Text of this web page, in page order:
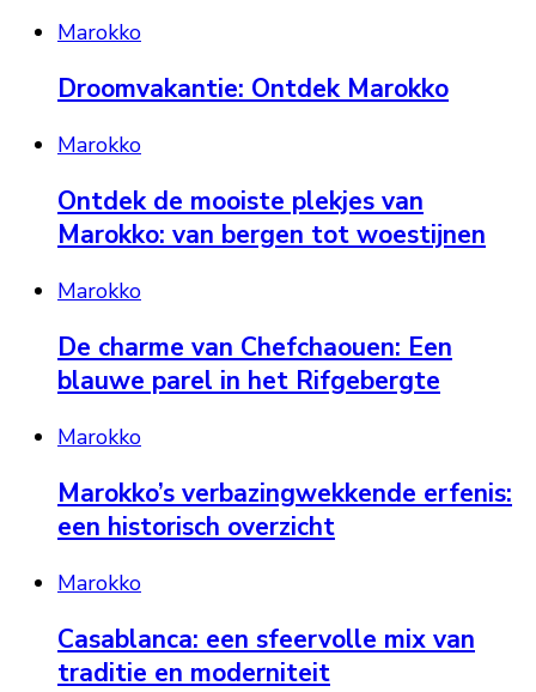
Marokko
Droomvakantie: Ontdek Marokko
Marokko
Ontdek de mooiste plekjes van
Marokko: van bergen tot woestijnen
Marokko
De charme van Chefchaouen: Een
blauwe parel in het Rifgebergte
Marokko
Marokko’s verbazingwekkende erfenis:
een historisch overzicht
Marokko
Casablanca: een sfeervolle mix van
traditie en moderniteit